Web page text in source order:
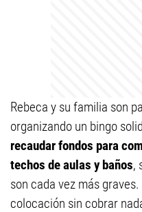
Rebeca y su familia son
organizando un bingo
recaudar fondos para
techos de aulas y baños,
son cada vez más
colocación sin cobrar